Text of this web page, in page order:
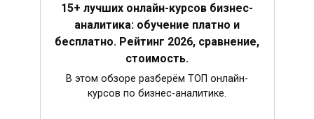
15+ лучших онлайн-курсов бизнес-
аналитика: обучение платно и
бесплатно. Рейтинг 2026, сравнение,
стоимость.
В этом обзоре разберём ТОП онлайн-
курсов по бизнес-аналитике.